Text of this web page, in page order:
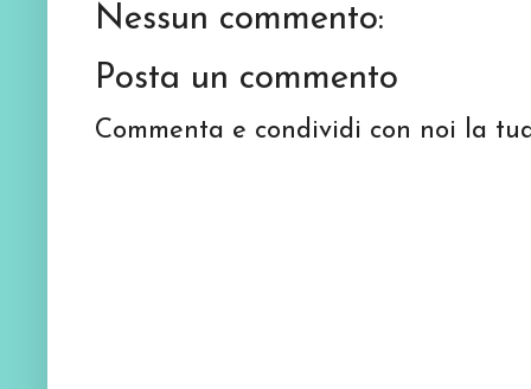
Nessun commento:
Posta un commento
Commenta e condividi con noi la